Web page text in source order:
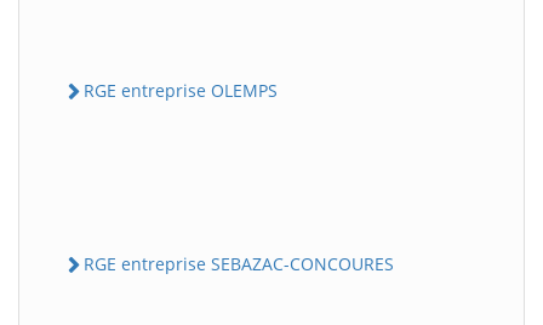
RGE entreprise OLEMPS
RGE entreprise SEBAZAC-CONCOURES